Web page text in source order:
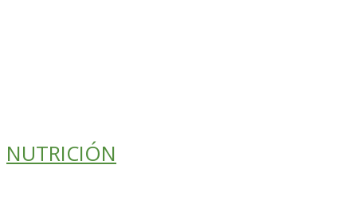
NUTRICIÓN